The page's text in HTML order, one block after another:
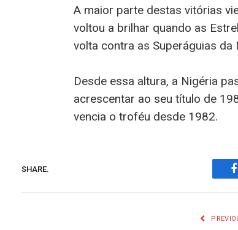
A maior parte destas vitórias
voltou a brilhar quando as
volta contra as Superáguias
Desde essa altura, a Nigéria
acrescentar ao seu título de
vencia o troféu desde 1982.
SHARE.